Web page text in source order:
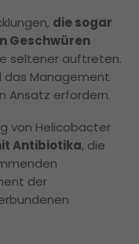
die sogar
Geschwüren
seltener auftreten.
das Management
Ansatz erfordern.
von Helicobacter
Antibiotika, die
der